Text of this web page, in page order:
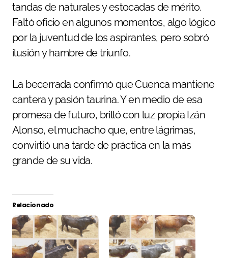
tandas de naturales y estocadas de mérito.
Faltó oficio en algunos momentos, algo lógico
por la juventud de los aspirantes, pero sobró
ilusión y hambre de triunfo.
La becerrada confirmó que Cuenca mantiene
cantera y pasión taurina. Y en medio de esa
promesa de futuro, brilló con luz propia Izán
Alonso, el muchacho que, entre lágrimas,
convirtió una tarde de práctica en la más
grande de su vida.
Relacionado